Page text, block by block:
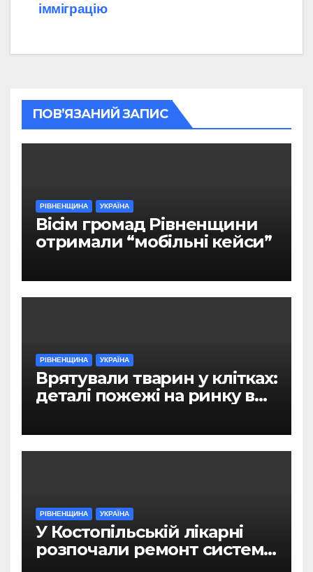
імміграцію
ПОВ’ЯЗАНИЙ ЗАПИС
РІВНЕНЩИНА УКРАЇНА
Вісім громад Рівненщини
отримали “мобільні кейси”
РІВНЕНЩИНА УКРАЇНА
Врятували тварин у клітках:
деталі пожежі на ринку в
РІВНЕНЩИНА УКРАЇНА
У Костопільській лікарні
розпочали ремонт системи